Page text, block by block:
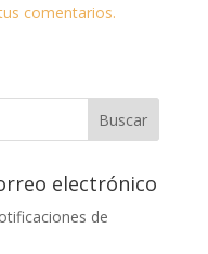
comentarios.
electrónico
de